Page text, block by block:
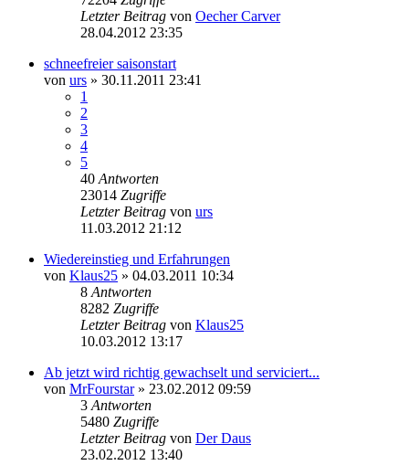
Letzter Beitrag von Oecher Carver
28.04.2012 23:35
schneefreier saisonstart
von urs » 30.11.2011 23:41
1
2
3
4
5
40 Antworten
23014 Zugriffe
Letzter Beitrag von urs
11.03.2012 21:12
Wiedereinstieg und Erfahrungen
von Klaus25 » 04.03.2011 10:34
8 Antworten
8282 Zugriffe
Letzter Beitrag von Klaus25
10.03.2012 13:17
Ab jetzt wird richtig gewachselt und serviciert...
von MrFourstar» 23.02.2012 09:59
3 Antworten
5480 Zugriffe
Letzter Beitrag von Der Daus
23.02.2012 13:40